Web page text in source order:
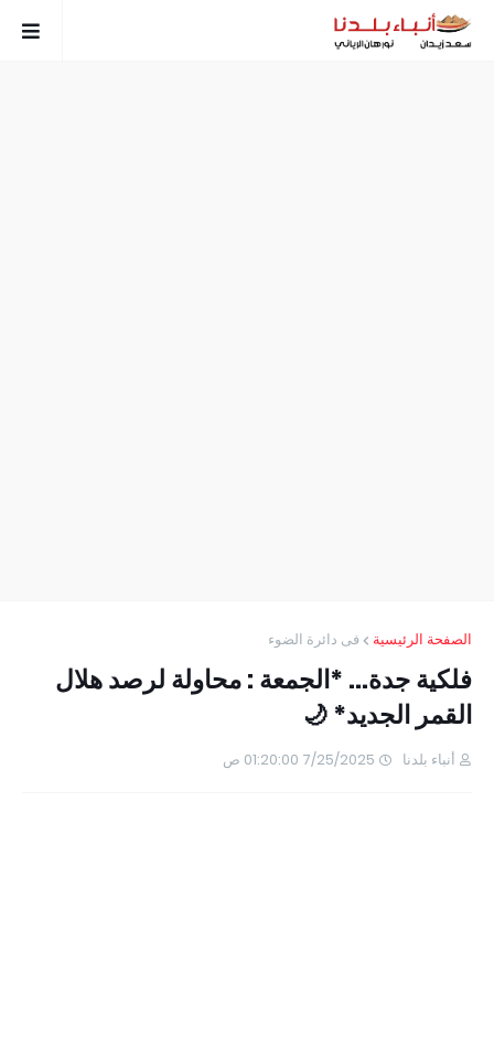
الصفحة الرئيسية فى دائرة الضوء
فلكية جدة... *الجمعة : محاولة لرصد هلال
القمر الجديد* 🌙
أنباء بلدنا 7/25/2025 01:20:00 ص